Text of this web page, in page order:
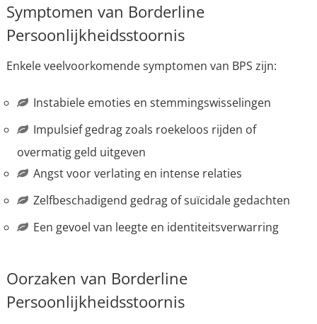
Symptomen van Borderline
Persoonlijkheidsstoornis
Enkele veelvoorkomende symptomen van BPS zijn:
Instabiele emoties en stemmingswisselingen
Impulsief gedrag zoals roekeloos rijden of
overmatig geld uitgeven
Angst voor verlating en intense relaties
Zelfbeschadigend gedrag of suïcidale gedachten
Een gevoel van leegte en identiteitsverwarring
Oorzaken van Borderline
Persoonlijkheidsstoornis